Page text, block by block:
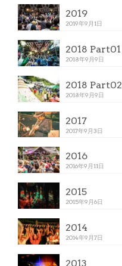
2019
2019年9月1日
2018 Part01
2018年9月9日
2018 Part02
2018年9月9日
2017
2017年9月3日
2016
2016年9月11日
2015
2015年9月6日
2014
2014年9月7日
2013